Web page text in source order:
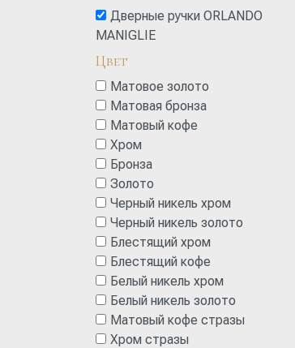
Дверные ручки ORLANDO
MANIGLIE
Цвет
Матовое золото
Матовая бронза
Матовый кофе
Хром
Бронза
Золото
Черный никель хром
Черный никель золото
Блестящий хром
Блестящий кофе
Белый никель хром
Белый никель золото
Матовый кофе стразы
Хром стразы